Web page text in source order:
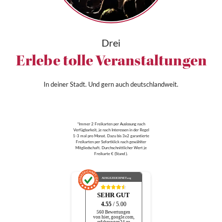
Drei
Erlebe tolle Veranstaltungen
In deiner Stadt. Und gern auch deutschlandweit.
*Immer 2 Freikarten per Auslosung nach
Verfügbarkeit, je nach Interessen in der Regel
1-3 mal pro Monat. Dazu bis 3x2 garantierte
Freikarten per Sofortklick nach gewählter
Mitgliedschaft. Durchschnittlicher Wert je
Freikarte € (Stand ).
AUSGEZEICHNET.org
SEHR GUT
4.55 / 5.00
560 Bewertungen
von hier, google.com,